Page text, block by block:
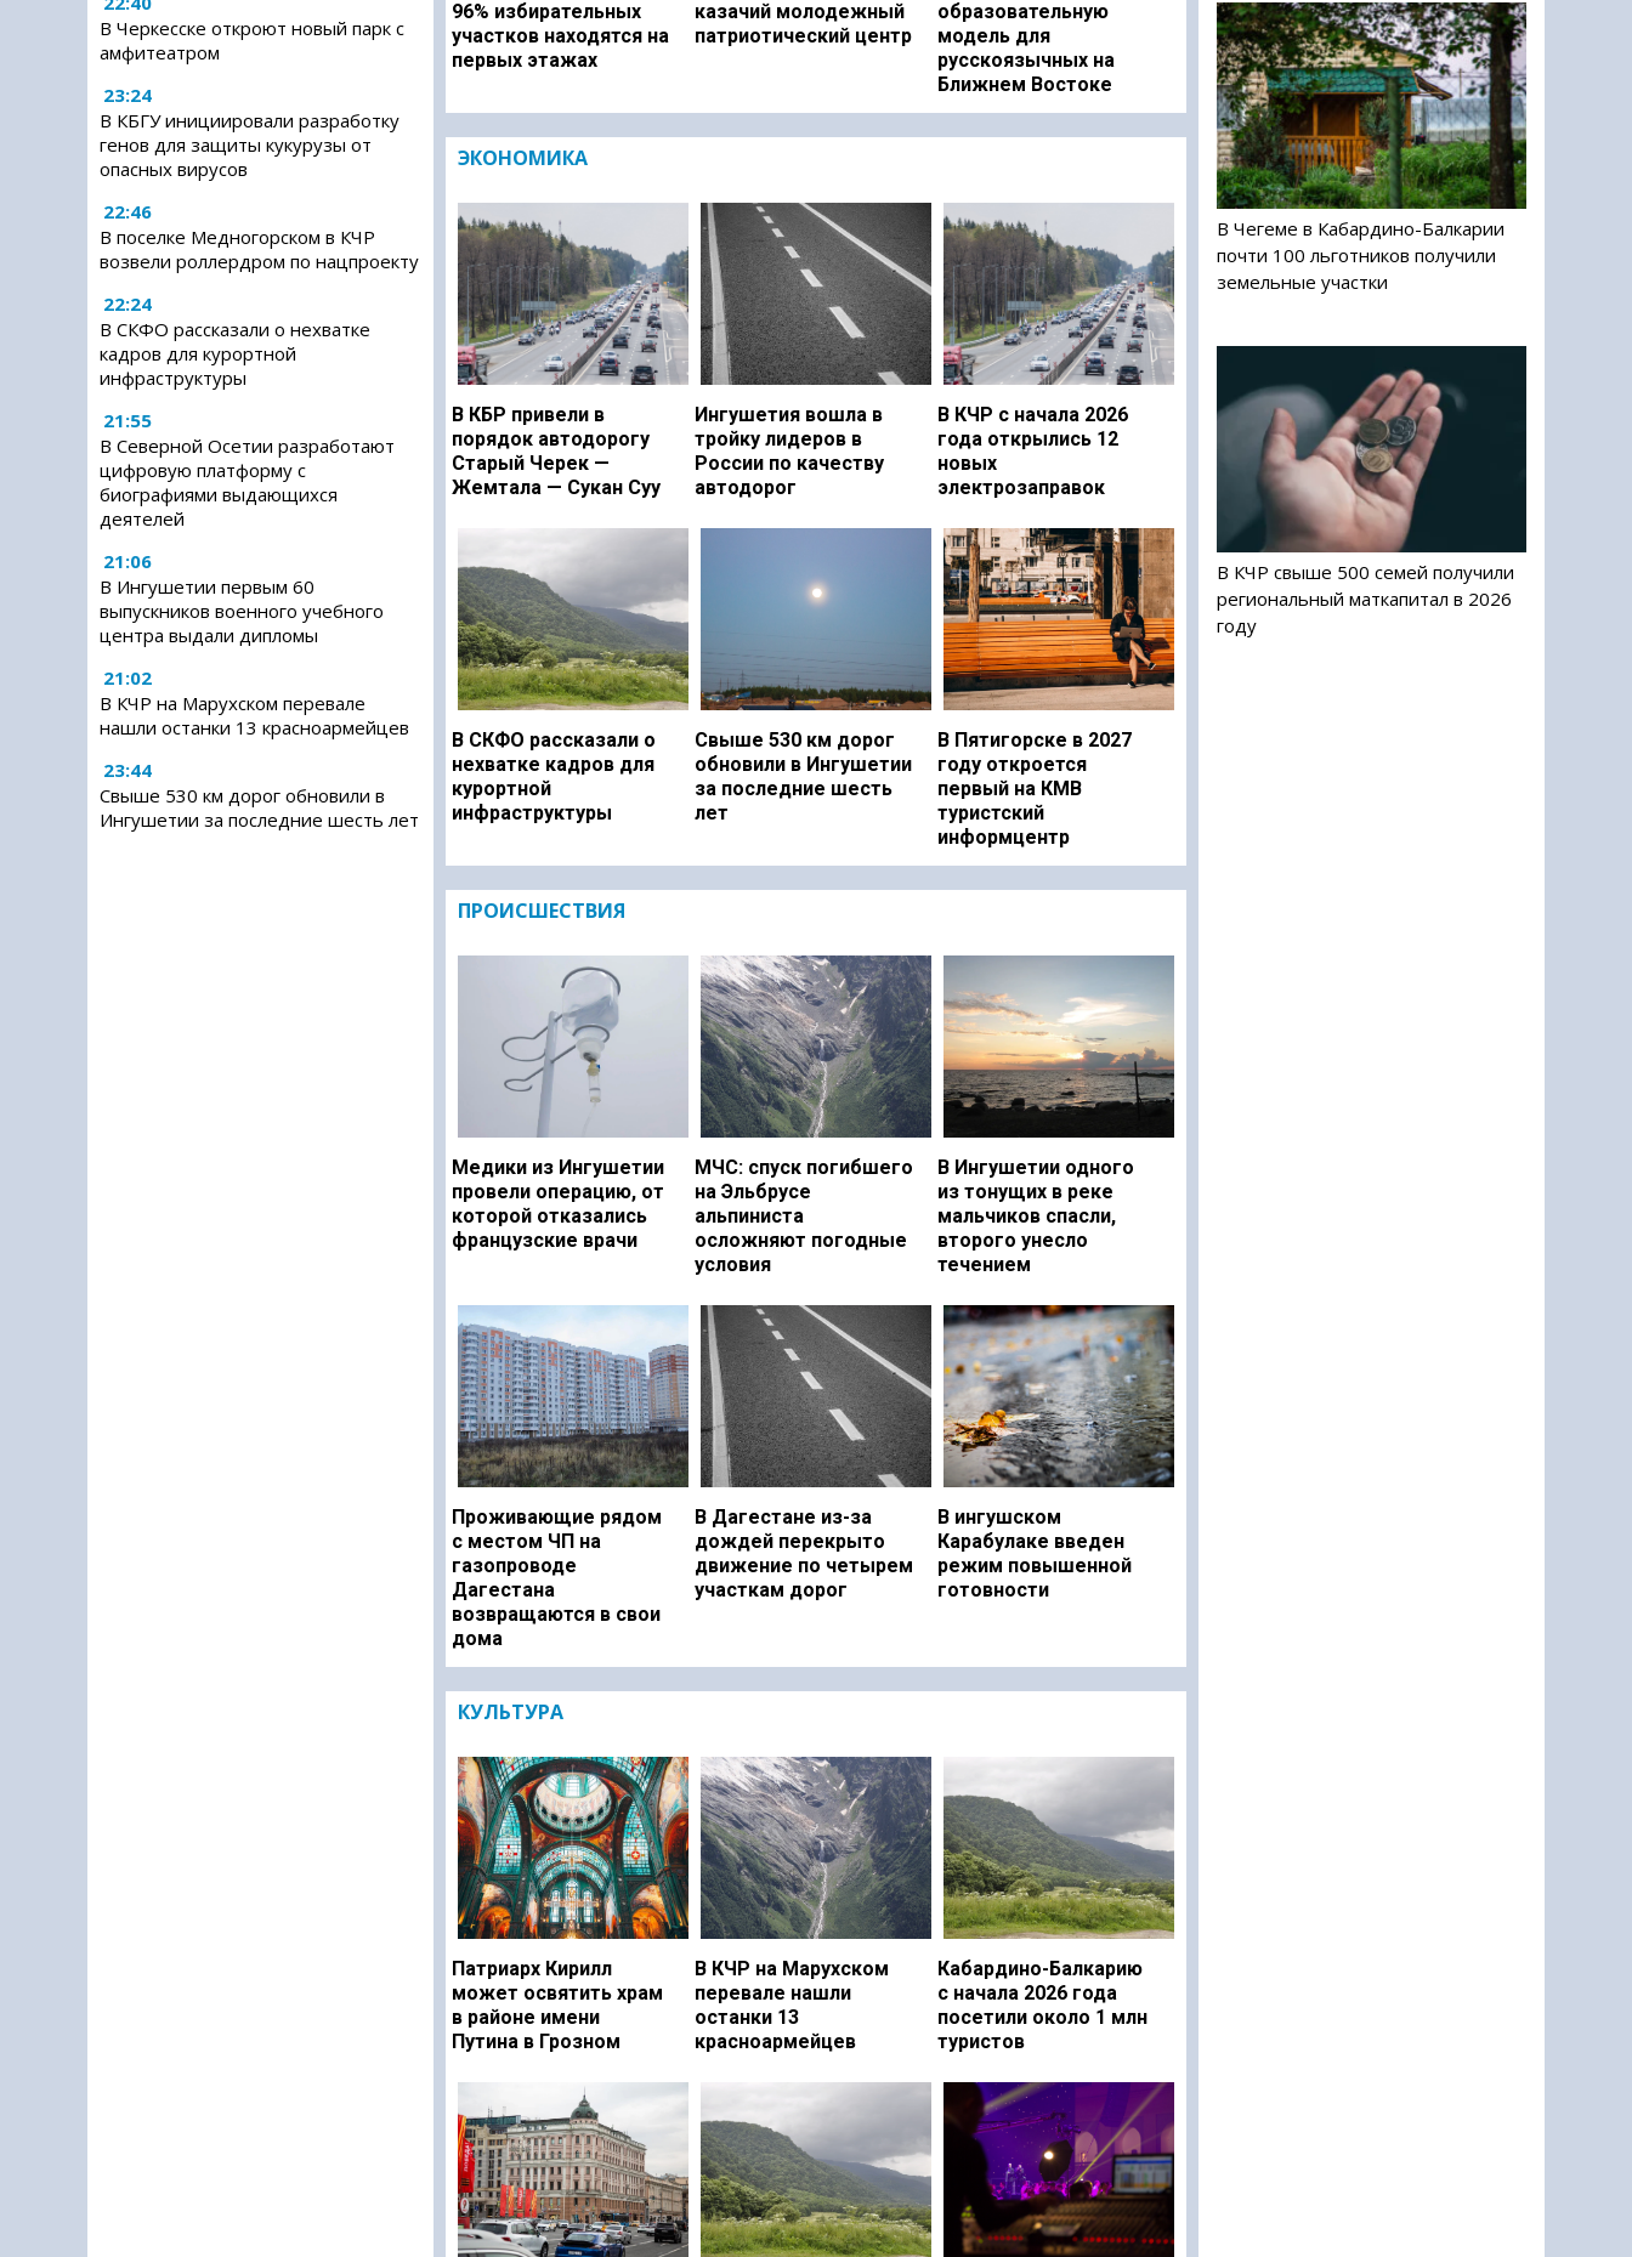
В Черкесске откроют новый парк с
амфитеатром
23:24
В КБГУ инициировали разработку
генов для защиты кукурузы от
опасных вирусов
22:46
В поселке Медногорском в КЧР
возвели роллердром по нацпроекту
22:24
В СКФО рассказали о нехватке
кадров для курортной
инфраструктуры
21:55
В Северной Осетии разработают
цифровую платформу с
биографиями выдающихся
деятелей
21:06
В Ингушетии первым 60
выпускников военного учебного
центра выдали дипломы
21:02
В КЧР на Марухском перевале
нашли останки 13 красноармейцев
23:44
Свыше 530 км дорог обновили в
Ингушетии за последние шесть лет
96% избирательных
участков находятся на
первых этажах
казачий молодежный
патриотический центр
образовательную
модель для
русскоязычных на
Ближнем Востоке
ЭКОНОМИКА
В КБР привели в
порядок автодорогу
Старый Черек —
Жемтала — Сукан Суу
Ингушетия вошла в
тройку лидеров в
России по качеству
автодорог
В КЧР с начала 2026
года открылись 12
новых
электрозаправок
В СКФО рассказали о
нехватке кадров для
курортной
инфраструктуры
Свыше 530 км дорог
обновили в Ингушетии
за последние шесть
лет
В Пятигорске в 2027
году откроется
первый на КМВ
туристский
информцентр
ПРОИСШЕСТВИЯ
Медики из Ингушетии
провели операцию, от
которой отказались
французские врачи
МЧС: спуск погибшего
на Эльбрусе
альпиниста
осложняют погодные
условия
В Ингушетии одного
из тонущих в реке
мальчиков спасли,
второго унесло
течением
Проживающие рядом
с местом ЧП на
газопроводе
Дагестана
возвращаются в свои
дома
В Дагестане из-за
дождей перекрыто
движение по четырем
участкам дорог
В ингушском
Карабулаке введен
режим повышенной
готовности
КУЛЬТУРА
Патриарх Кирилл
может освятить храм
в районе имени
Путина в Грозном
В КЧР на Марухском
перевале нашли
останки 13
красноармейцев
Кабардино-Балкарию
с начала 2026 года
посетили около 1 млн
туристов
В Чегеме в Кабардино-Балкарии
почти 100 льготников получили
земельные участки
В КЧР свыше 500 семей получили
региональный маткапитал в 2026
году